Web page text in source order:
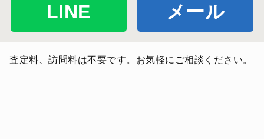
LINE メール
査定料、訪問料は不要です。お気軽にご相談ください。